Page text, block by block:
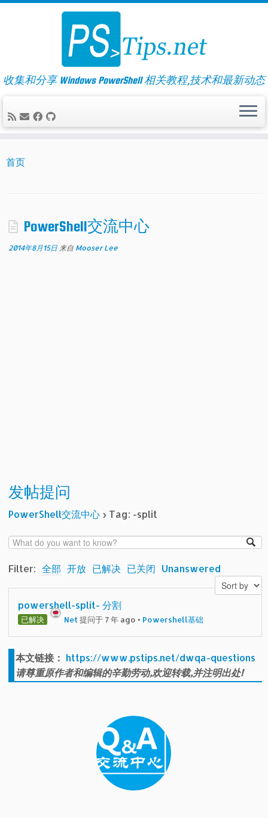
Skip
收集和分享 Windows PowerShell 相关教程,技术和最新动态
首页
PowerShell交流中心
2014年8月15日 来自 Mooser Lee
发帖提问
PowerShell交流中心 › Tag: -split
Filter: 全部 开放 已解决 已关闭 Unanswered
powershell-split- 分割
已解决 Net 提问于 7 年 ago • Powershell基础
本文链接： https://www.pstips.net/dwqa-questions
请尊重原作者和编辑的辛勤劳动,欢迎转载,并注明出处!